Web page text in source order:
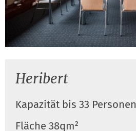
Heribert
Kapazität bis 33 Personen
Fläche 38qm²